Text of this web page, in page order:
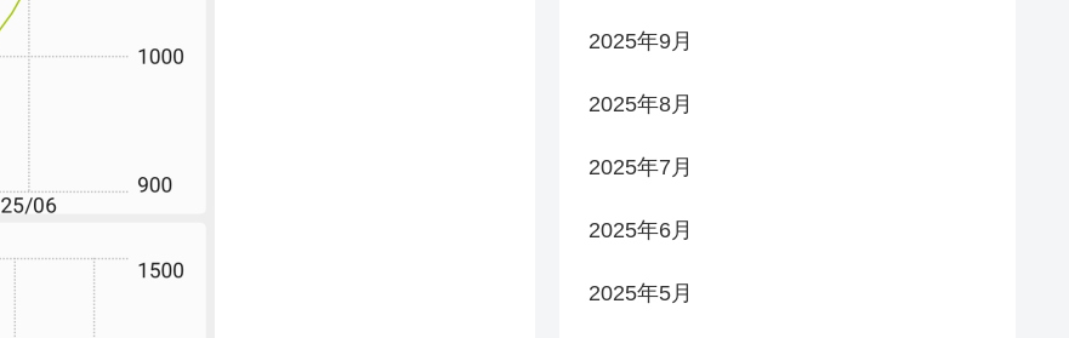
2025年9月
2025年8月
2025年7月
2025年6月
2025年5月